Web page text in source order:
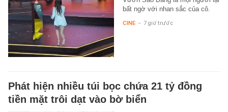
bất ngờ với nhan sắc của cô.
CINE - 7 giờ trước
Phát hiện nhiều túi bọc chứa 21 tỷ đồng
tiền mặt trôi dạt vào bờ biển